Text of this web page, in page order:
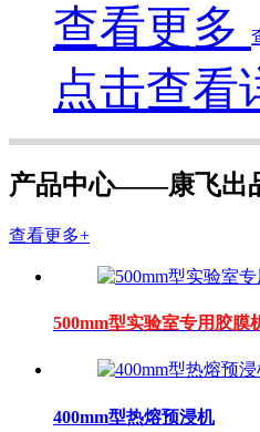
查看更多
点击查看
产品中心——康飞出
查看更多+
500mm型实验室专用胶膜
400mm型热熔预浸机